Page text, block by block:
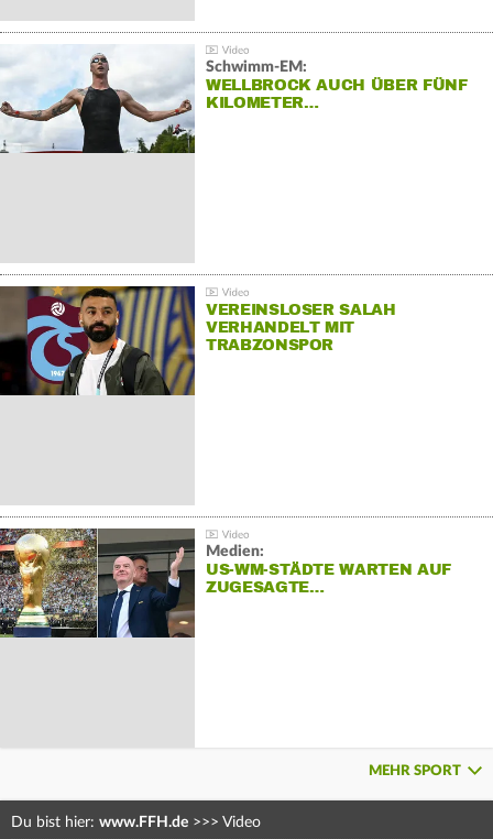
Schwimm-EM:
WELLBROCK AUCH ÜBER FÜNF
KILOMETER…
VEREINSLOSER SALAH
VERHANDELT MIT
TRABZONSPOR
Medien:
US-WM-STÄDTE WARTEN AUF
ZUGESAGTE…
MEHR SPORT
Du bist hier: www.FFH.de >>> Video